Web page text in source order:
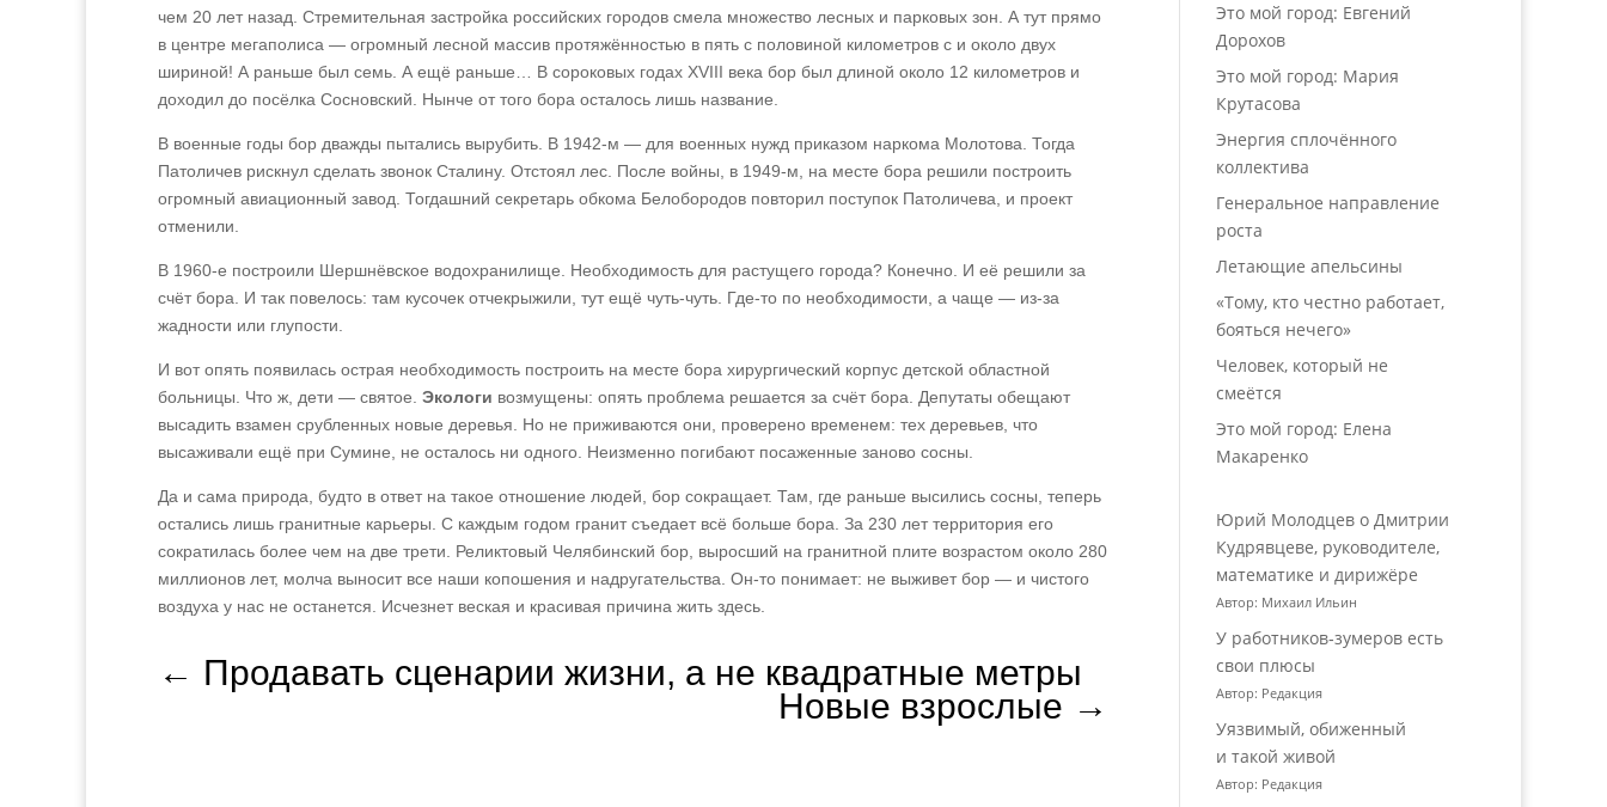
чем 20 лет назад. Стремительная застройка российских городов смела множество лесных и парковых зон. А тут прямо
в центре мегаполиса — огромный лесной массив протяжённостью в пять с половиной километров с и около двух
шириной! А раньше был семь. А ещё раньше… В сороковых годах XVIII века бор был длиной около 12 километров и
доходил до посёлка Сосновский. Нынче от того бора осталось лишь название.
В военные годы бор дважды пытались вырубить. В 1942‑м — для военных нужд приказом наркома Молотова. Тогда
Патоличев рискнул сделать звонок Сталину. Отстоял лес. После войны, в 1949‑м, на месте бора решили построить
огромный авиационный завод. Тогдашний секретарь обкома Белобородов повторил поступок Патоличева, и проект
отменили.
В 1960‑е построили Шершнёвское водохранилище. Необходимость для растущего города? Конечно. И её решили за
счёт бора. И так повелось: там кусочек отчекрыжили, тут ещё чуть-чуть. Где-то по необходимости, а чаще — из-за
жадности или глупости.
И вот опять появилась острая необходимость построить на месте бора хирургический корпус детской областной
больницы. Что ж, дети — святое. Экологи возмущены: опять проблема решается за счёт бора. Депутаты обещают
высадить взамен срубленных новые деревья. Но не приживаются они, проверено временем: тех деревьев, что
высаживали ещё при Сумине, не осталось ни одного. Неизменно погибают посаженные заново сосны.
Да и сама природа, будто в ответ на такое отношение людей, бор сокращает. Там, где раньше высились сосны, теперь
остались лишь гранитные карьеры. С каждым годом гранит съедает всё больше бора. За 230 лет территория его
сократилась более чем на две трети. Реликтовый Челябинский бор, выросший на гранитной плите возрастом около 280
миллионов лет, молча выносит все наши копошения и надругательства. Он-то понимает: не выживет бор — и чистого
воздуха у нас не останется. Исчезнет веская и красивая причина жить здесь.
← Продавать сценарии жизни, а не квадратные метры
Новые взрослые →
Это мой город: Евгений
Дорохов
Это мой город: Мария
Крутасова
Энергия сплочённого
коллектива
Генеральное направление
роста
Летающие апельсины
«Тому, кто честно работает,
бояться нечего»
Человек, который не
смеётся
Это мой город: Елена
Макаренко
Юрий Молодцев о Дмитрии
Кудрявцеве, руководителе,
математике и дирижёре
Автор: Михаил Ильин
У работников‑зумеров есть
свои плюсы
Автор: Редакция
Уязвимый, обиженный
и такой живой
Автор: Редакция